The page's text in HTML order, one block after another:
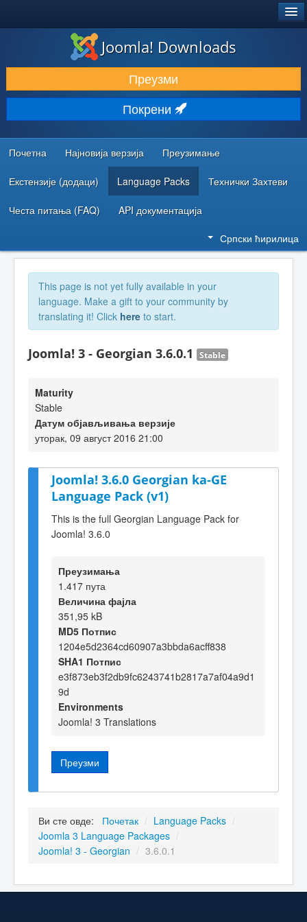
ПРЕУЗИМАЊЕ И ПРОШИРЕЊА (ЕКСТЕНЗИЈЕ)
ОТКРИЈТЕ И НАУЧИТЕ
ЗАЈЕДНИЦА И ПОДРШКА
РЕСУРСИ ЗА РАЗВОЈ
Joomla! Downloads
Преузми
Покрени
Почетна Најновија верзија Преузимање
Екстензије (додаци) Language Packs Технички Захтеви
Честа питања (FAQ) API документација
Српски ћирилица
This page is not yet fully available in your
language. Make a gift to your community by
translating it! Click here to start.
Joomla! 3 - Georgian 3.6.0.1 Stable
Maturity
Stable
Датум објављивања верзије
уторак, 09 август 2016 21:00
Joomla! 3.6.0 Georgian ka-GE
Language Pack (v1)
This is the full Georgian Language Pack for
Joomla! 3.6.0
Преузимања
1.417 пута
Величина фајла
351,95 kB
MD5 Потпис
1204e5d2364cd60907a3bbda6acff838
SHA1 Потпис
e3f873eb3f2db9fc6243741b2817a7af04a9d1
9d
Environments
Joomla! 3 Translations
Преузми
Ви сте овде: Почетак / Language Packs /
Joomla 3 Language Packages /
Joomla! 3 - Georgian / 3.6.0.1